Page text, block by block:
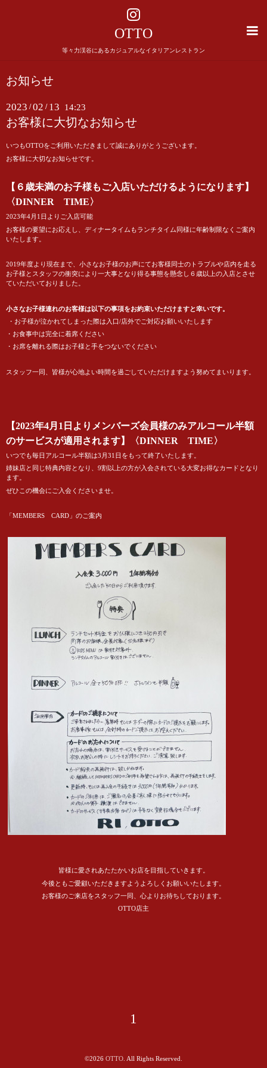
OTTO
等々力渓谷にあるカジュアルなイタリアンレストラン
お知らせ
2023 /02 / 13 14:23
お客様に大切なお知らせ
いつもOTTOをご利用いただきまして誠にありがとうございます。
お客様に大切なお知らせです。
【６歳未満のお子様もご入店いただけるようになります】
〈DINNER TIME〉
2023年4月1日よりご入店可能
お客様の要望にお応えし、ディナータイムもランチタイム同様に年齢制限なくご案内
いたします。
2019年度より現在まで、小さなお子様のお声にてお客様同士のトラブルや店内を走る
お子様とスタッフの衝突により一大事となり得る事態を懸念し６歳以上の入店とさせ
ていただいておりました。
小さなお子様連れのお客様は以下の事項をお約束いただけますと幸いです。
・お子様が泣かれてしまった際は入口/店外でご対応お願いいたします
・お食事中は完全に着席ください
・お席を離れる際はお子様と手をつないでください
スタッフ一同、皆様が心地よい時間を過ごしていただけますよう努めてまいります。
【2023年4月1日よりメンバーズ会員様のみアルコール半額
のサービスが適用されます】〈DINNER TIME〉
いつでも毎日アルコール半額は3月31日をもって終了いたします。
姉妹店と同じ特典内容となり、9割以上の方が入会されている大変お得なカードとなり
ます。
ぜひこの機会にご入会くださいませ。
「MEMBERS CARD」のご案内
皆様に愛されあたたかいお店を目指していきます。
今後ともご愛顧いただきますようよろしくお願いいたします。
お客様のご来店をスタッフ一同、心よりお待ちしております。
OTTO店主
1
©2026 OTTO. All Rights Reserved.